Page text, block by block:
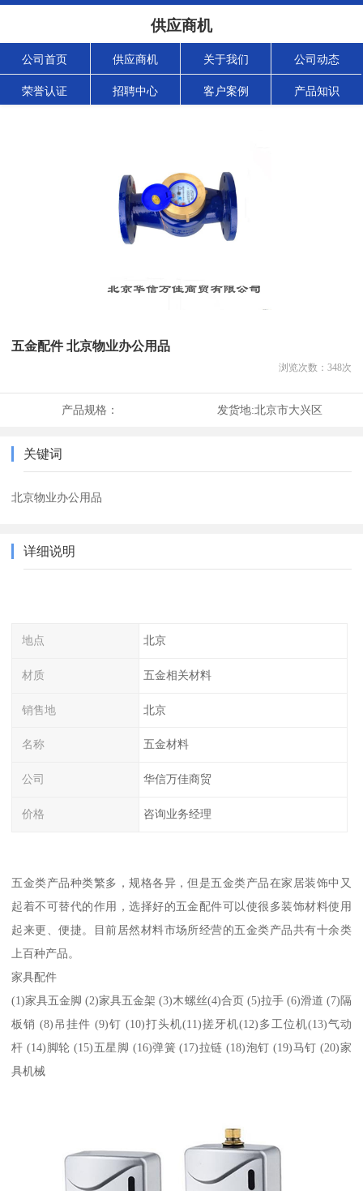
供应商机
公司首页 供应商机 关于我们 公司动态
荣誉认证 招聘中心 客户案例 产品知识
五金配件 北京物业办公用品
浏览次数： 348次
产品规格： 发货地:北京市大兴区
关键词
北京物业办公用品
详细说明
地点 北京
材质 五金相关材料
销售地 北京
名称 五金材料
公司 华信万佳商贸
价格 咨询业务经理
五金类产品种类繁多，规格各异，但是五金类产品在家居装饰中又
起着不可替代的作用，选择好的五金配件可以使很多装饰材料使用
起来更、便捷。目前居然材料市场所经营的五金类产品共有十余类
上百种产品。
家具配件
(1)家具五金脚 (2)家具五金架 (3)木螺丝(4)合页 (5)拉手 (6)滑道 (7)隔
板销 (8)吊挂件 (9)钉 (10)打头机(11)搓牙机(12)多工位机(13)气动
杆 (14)脚轮 (15)五星脚 (16)弹簧 (17)拉链 (18)泡钉 (19)马钉 (20)家
具机械